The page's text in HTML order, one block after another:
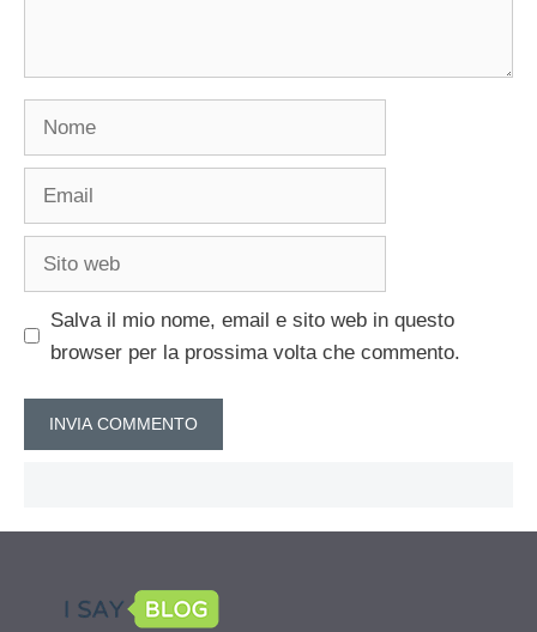
Salva il mio nome, email e sito web in questo
browser per la prossima volta che commento.